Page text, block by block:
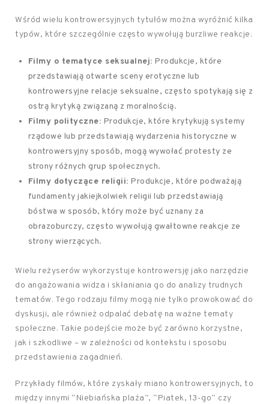
Wśród wielu kontrowersyjnych tytułów można wyróżnić kilka
typów, które szczególnie często wywołują burzliwe reakcje:
Filmy o tematyce seksualnej: Produkcje, które
przedstawiają otwarte sceny erotyczne lub
kontrowersyjne relacje seksualne, często spotykają się z
ostrą krytyką związaną z moralnością.
Filmy polityczne: Produkcje, które krytykują systemy
rządowe lub przedstawiają wydarzenia historyczne w
kontrowersyjny sposób, mogą wywołać protesty ze
strony różnych grup społecznych.
Filmy dotyczące religii: Produkcje, które podważają
fundamenty jakiejkolwiek religii lub przedstawiają
bóstwa w sposób, który może być uznany za
obrazoburczy, często wywołują gwałtowne reakcje ze
strony wierzących.
Wielu reżyserów wykorzystuje kontrowersję jako narzędzie
do angażowania widza i skłaniania go do analizy trudnych
tematów. Tego rodzaju filmy mogą nie tylko prowokować do
dyskusji, ale również odpalać debatę na ważne tematy
społeczne. Takie podejście może być zarówno korzystne,
jak i szkodliwe – w zależności od kontekstu i sposobu
przedstawienia zagadnień.
Przykłady filmów, które zyskały miano kontrowersyjnych, to
między innymi “Niebiańska plaża”, “Piatek, 13-go” czy